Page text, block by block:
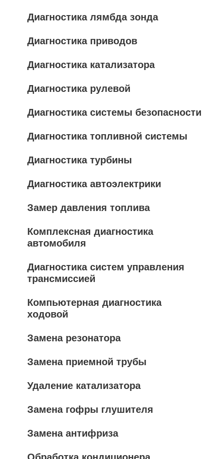
Диагностика лямбда зонда
Диагностика приводов
Диагностика катализатора
Диагностика рулевой
Диагностика системы безопасности
Диагностика топливной системы
Диагностика турбины
Диагностика автоэлектрики
Замер давления топлива
Комплексная диагностика
автомобиля
Диагностика систем управления
трансмиссией
Компьютерная диагностика
ходовой
Замена резонатора
Замена приемной трубы
Удаление катализатора
Замена гофры глушителя
Замена антифриза